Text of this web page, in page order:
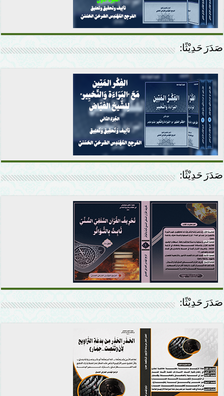
صَدَرَ حَدِيْثًا:
صَدَرَ حَدِيْثًا:
صَدَرَ حَدِيْثًا: